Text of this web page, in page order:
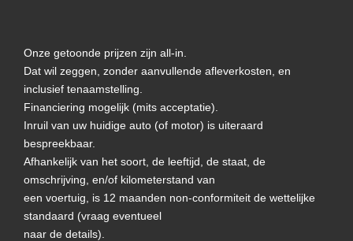
Onze getoonde prijzen zijn all-in.
Dat wil zeggen, zonder aanvullende afleverkosten, en
inclusief tenaamstelling.
Financiering mogelijk (mits acceptatie).
Inruil van uw huidige auto (of motor) is uiteraard
bespreekbaar.
Afhankelijk van het soort, de leeftijd, de staat, de
omschrijving, en/of kilometerstand van
een voertuig, is 12 maanden non-conformiteit de wettelijke
standaard (vraag eventueel
naar de details).